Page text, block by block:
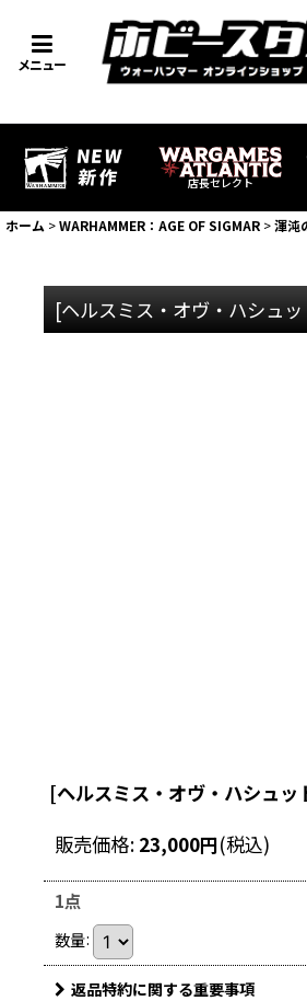
メニュー
店長セレクト
ホーム >WARHAMMER：AGE OF SIGMAR >渾沌
[ヘルスミス・オヴ・ハシュ
[ヘルスミス・オヴ・ハシュ
販売価格: 23,000円(税込)
1点
数量:
返品特約に関する重要事項